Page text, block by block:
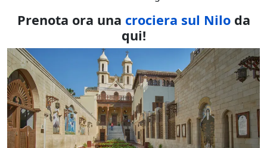
Prenota ora una crociera sul Niloda
qui!